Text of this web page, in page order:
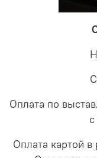
Оплата по
Оплата картой